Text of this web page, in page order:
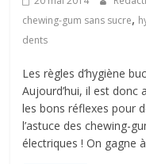
chewing-gum sans sucre,
dents
Les règles d’hygiène
Aujourd’hui, il est donc
les bons réflexes pour
l’astuce des chewing-
électriques ! On gagne